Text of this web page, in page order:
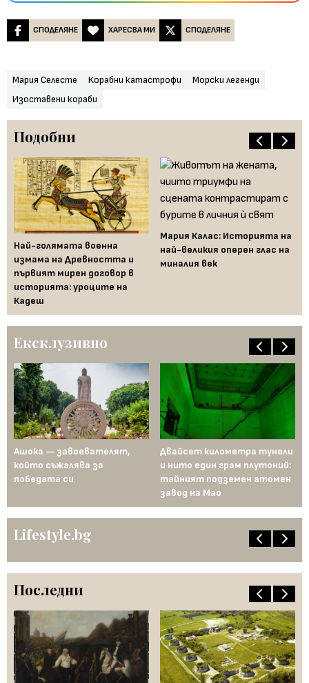
СПОДЕЛЯНЕ ХАРЕСВА МИ СПОДЕЛЯНЕ
Мария Селесте Корабни катастрофи
Морски легенди
Изоставени кораби
Подобни
Най-голямата военна
измама на Древността и
първият мирен договор в
историята: уроците на
Кадеш
Мария Калас: Историята на
най-великия оперен глас на
миналия век
Ексклузивно
Ашока — завоевателят,
който съжалява за
победата си
Двайсет километра тунели
и нито един грам плутоний:
тайният подземен атомен
завод на Мао
Lifestyle.bg
Последни